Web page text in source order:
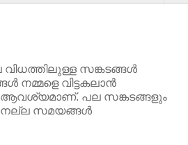
വിധത്തിലുള്ള സങ്കടങ്ങൾ
നമ്മളെ വിട്ടകലാൻ
ആവശ്യമാണ്. പല സങ്കടങ്ങളും
നല്ല സമയങ്ങൾ